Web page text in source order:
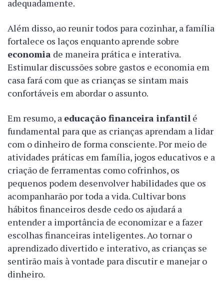
adequadamente.
Além disso, ao reunir todos para cozinhar, a família
fortalece os laços enquanto aprende sobre
economia de maneira prática e interativa.
Estimular discussões sobre gastos e economia em
casa fará com que as crianças se sintam mais
confortáveis em abordar o assunto.
Em resumo, a educação financeira infantil é
fundamental para que as crianças aprendam a lidar
com o dinheiro de forma consciente. Por meio de
atividades práticas em família, jogos educativos e a
criação de ferramentas como cofrinhos, os
pequenos podem desenvolver habilidades que os
acompanharão por toda a vida. Cultivar bons
hábitos financeiros desde cedo os ajudará a
entender a importância de economizar e a fazer
escolhas financeiras inteligentes. Ao tornar o
aprendizado divertido e interativo, as crianças se
sentirão mais à vontade para discutir e manejar o
dinheiro.